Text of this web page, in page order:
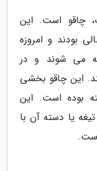
چاقو است. این
بودند و امروزه
می شوند و در
این چاقو بخشی
بوده است. این
یا دسته آن با